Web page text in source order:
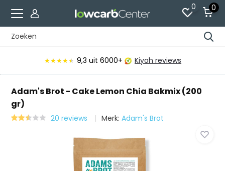
0 0
★★★★★
★★★★★ 9,3 uit 6000+ Kiyoh reviews
Adam's Brot - Cake Lemon Chia Bakmix (200
gr)
20 reviews Merk:Adam's Brot